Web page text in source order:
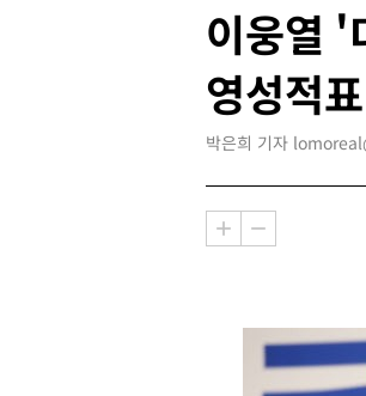
이웅열 '
영성적표
박은희 기자